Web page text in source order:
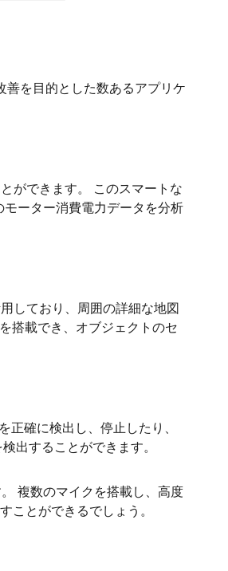
を目的とした数あるアプリケ
ができます。 このスマートな
ーター消費電力データを分析
しており、周囲の詳細な地図
搭載でき、オブジェクトのセ
確に検出し、停止したり、
出することができます。
複数のマイクを搭載し、高度
とができるでしょう。